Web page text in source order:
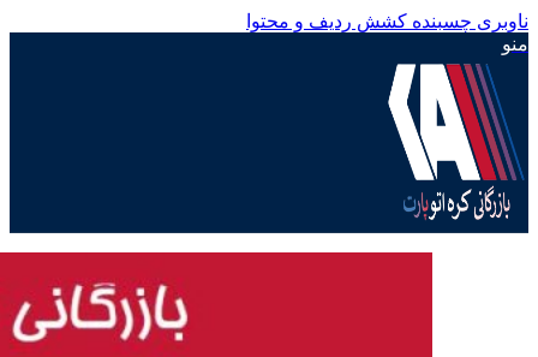
ناوبری چسبنده کشش ردیف و محتوا
منو